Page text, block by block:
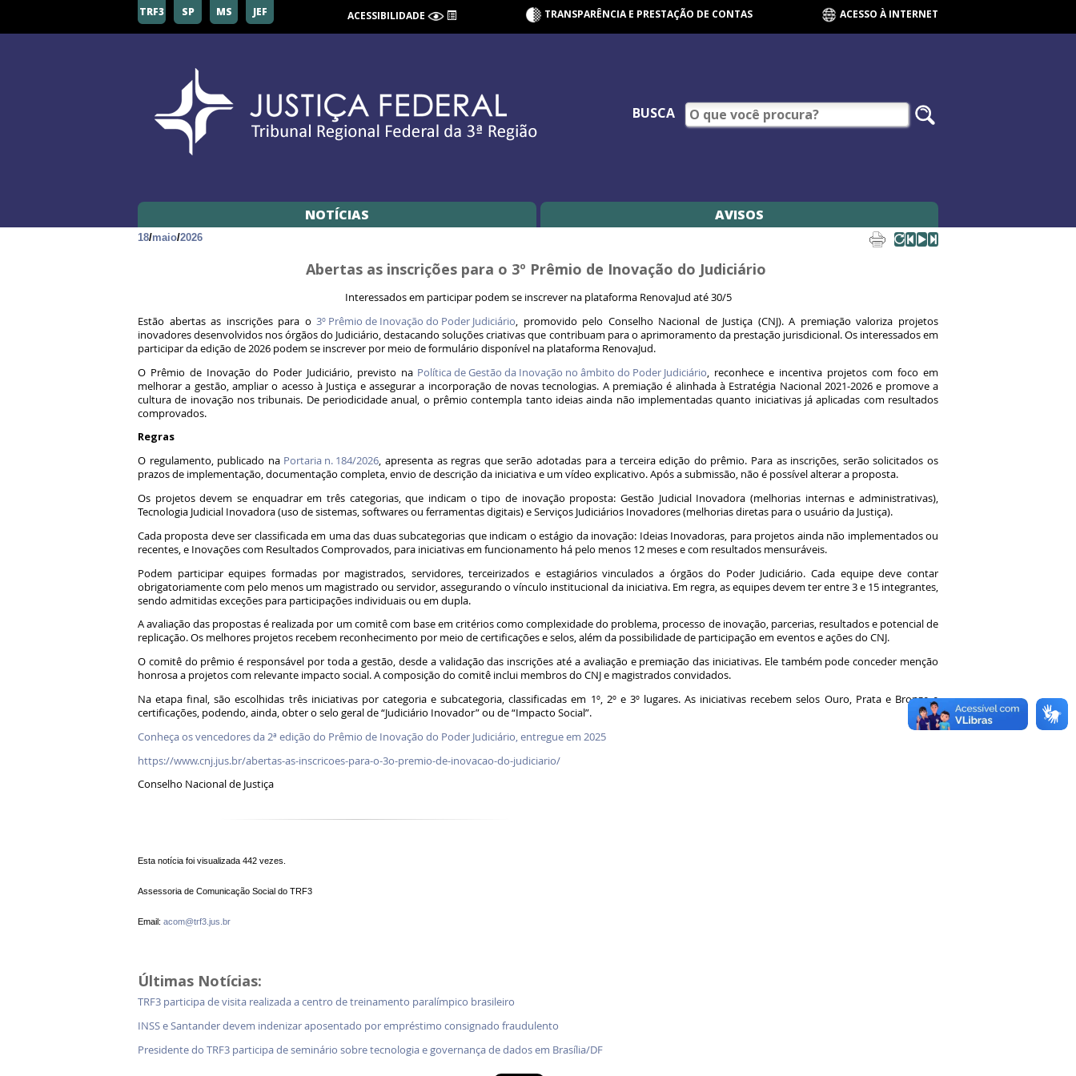
TRF3 SP MS JEF ACESSIBILIDADE TRANSPARÊNCIA E PRESTAÇÃO DE CONTAS ACESSO À INTERNET
BUSCA
NOTÍCIAS AVISOS
18/maio/2026
Abertas as inscrições para o 3º Prêmio de Inovação do Judiciário
Interessados em participar podem se inscrever na plataforma RenovaJud até 30/5
Estão abertas as inscrições para o3º Prêmio de Inovação do Poder Judiciário, promovido pelo Conselho Nacional de Justiça (CNJ). A premiação valoriza projetos
inovadores desenvolvidos nos órgãos do Judiciário, destacando soluções criativas que contribuam para o aprimoramento da prestação jurisdicional. Os interessados em
participar da edição de 2026 podem se inscrever por meio de formulário disponível na plataforma RenovaJud.
O Prêmio de Inovação do Poder Judiciário, previsto na Política de Gestão da Inovação no âmbito do Poder Judiciário, reconhece e incentiva projetos com foco em
melhorar a gestão, ampliar o acesso à Justiça e assegurar a incorporação de novas tecnologias. A premiação é alinhada à Estratégia Nacional 2021-2026 e promove a
cultura de inovação nos tribunais. De periodicidade anual, o prêmio contempla tanto ideias ainda não implementadas quanto iniciativas já aplicadas com resultados
comprovados.
Regras
O regulamento, publicado na Portaria n. 184/2026, apresenta as regras que serão adotadas para a terceira edição do prêmio. Para as inscrições, serão solicitados os
prazos de implementação, documentação completa, envio de descrição da iniciativa e um vídeo explicativo. Após a submissão, não é possível alterar a proposta.
Os projetos devem se enquadrar em três categorias, que indicam o tipo de inovação proposta: Gestão Judicial Inovadora (melhorias internas e administrativas),
Tecnologia Judicial Inovadora (uso de sistemas, softwares ou ferramentas digitais) e Serviços Judiciários Inovadores (melhorias diretas para o usuário da Justiça).
Cada proposta deve ser classificada em uma das duas subcategorias que indicam o estágio da inovação: Ideias Inovadoras, para projetos ainda não implementados ou
recentes, e Inovações com Resultados Comprovados, para iniciativas em funcionamento há pelo menos 12 meses e com resultados mensuráveis.
Podem participar equipes formadas por magistrados, servidores, terceirizados e estagiários vinculados a órgãos do Poder Judiciário. Cada equipe deve contar
obrigatoriamente com pelo menos um magistrado ou servidor, assegurando o vínculo institucional da iniciativa. Em regra, as equipes devem ter entre 3 e 15 integrantes,
sendo admitidas exceções para participações individuais ou em dupla.
A avaliação das propostas é realizada por um comitê com base em critérios como complexidade do problema, processo de inovação, parcerias, resultados e potencial de
replicação. Os melhores projetos recebem reconhecimento por meio de certificações e selos, além da possibilidade de participação em eventos e ações do CNJ.
O comitê do prêmio é responsável por toda a gestão, desde a validação das inscrições até a avaliação e premiação das iniciativas. Ele também pode conceder menção
honrosa a projetos com relevante impacto social. A composição do comitê inclui membros do CNJ e magistrados convidados.
Na etapa final, são escolhidas três iniciativas por categoria e subcategoria, classificadas em 1º, 2º e 3º lugares. As iniciativas recebem selos Ouro, Prata e Bronze e
certificações, podendo, ainda, obter o selo geral de “Judiciário Inovador” ou de “Impacto Social”.
Conheça os vencedores da 2ª edição do Prêmio de Inovação do Poder Judiciário, entregue em 2025
https://www.cnj.jus.br/abertas-as-inscricoes-para-o-3o-premio-de-inovacao-do-judiciario/
Conselho Nacional de Justiça
Esta notícia foi visualizada 442 vezes.
Assessoria de Comunicação Social do TRF3
Email: acom@trf3.jus.br
Últimas Notícias:
TRF3 participa de visita realizada a centro de treinamento paralímpico brasileiro
INSS e Santander devem indenizar aposentado por empréstimo consignado fraudulento
Presidente do TRF3 participa de seminário sobre tecnologia e governança de dados em Brasília/DF